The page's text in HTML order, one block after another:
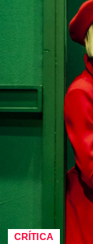
CRÍTICA